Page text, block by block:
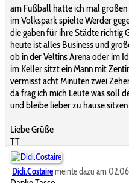
am Fußball hatte ich mal großen
im Volkspark spielte Werder
die gaben für ihre Städte richtig
heute ist alles Business und
ob in der Veltins Arena oder im
im Keller sitzt ein Mann mit
vermisst acht Minuten zwei
da frag ich mich Leute was soll
und bleibe lieber zu hause sitzen
Liebe Grüße
TT
Didi.Costairemeinte dazu am